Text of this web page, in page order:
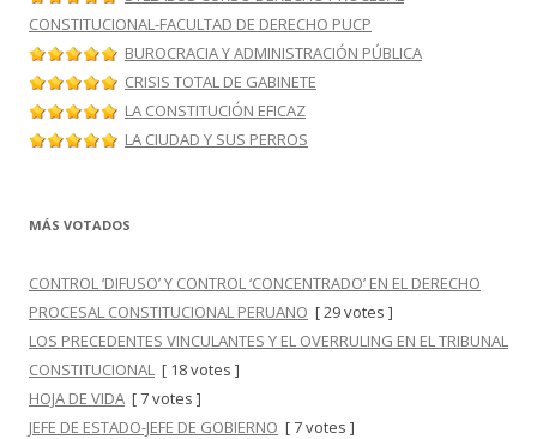
CONSTITUCIONAL-FACULTAD DE DERECHO PUCP
BUROCRACIA Y ADMINISTRACIÓN PÚBLICA
CRISIS TOTAL DE GABINETE
LA CONSTITUCIÓN EFICAZ
LA CIUDAD Y SUS PERROS
MÁS VOTADOS
CONTROL ‘DIFUSO’ Y CONTROL ‘CONCENTRADO’ EN EL DERECHO
PROCESAL CONSTITUCIONAL PERUANO [ 29 votes ]
LOS PRECEDENTES VINCULANTES Y EL OVERRULING EN EL TRIBUNAL
CONSTITUCIONAL [ 18 votes ]
HOJA DE VIDA [ 7 votes ]
JEFE DE ESTADO-JEFE DE GOBIERNO [ 7 votes ]